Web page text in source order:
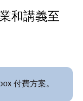
和講義至
付費方案。